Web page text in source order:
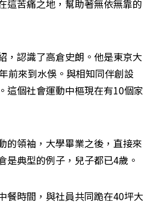
這苦痛之地，幫助著無依無靠的
，認識了高倉史朗。他是東京大
前來到水俁。與相知同伴創設
這個社會運動中樞現在有10個家
的領袖，大學畢業之後，直接來
是典型的例子，兒子都已4歲。
餐時間，與社員共同跪在40坪大